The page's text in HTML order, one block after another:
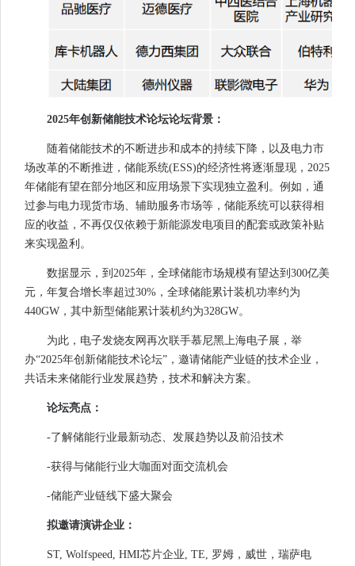
2025年创新储能技术论坛论坛背景：
随着储能技术的不断进步和成本的持续下降，以及电力市
场改革的不断推进，储能系统(ESS)的经济性将逐渐显现，2025
年储能有望在部分地区和应用场景下实现独立盈利。例如，通
过参与电力现货市场、辅助服务市场等，储能系统可以获得相
应的收益，不再仅仅依赖于新能源发电项目的配套或政策补贴
来实现盈利。
数据显示，到2025年，全球储能市场规模有望达到300亿美
元，年复合增长率超过30%，全球储能累计装机功率约为
440GW，其中新型储能累计装机约为328GW。
为此，电子发烧友网再次联手慕尼黑上海电子展，举
办“2025年创新储能技术论坛”，邀请储能产业链的技术企业，
共话未来储能行业发展趋势，技术和解决方案。
论坛亮点：
-了解储能行业最新动态、发展趋势以及前沿技术
-获得与储能行业大咖面对面交流机会
-储能产业链线下盛大聚会
拟邀请演讲企业：
ST, Wolfspeed, HMI芯片企业, TE, 罗姆，威世，瑞萨电